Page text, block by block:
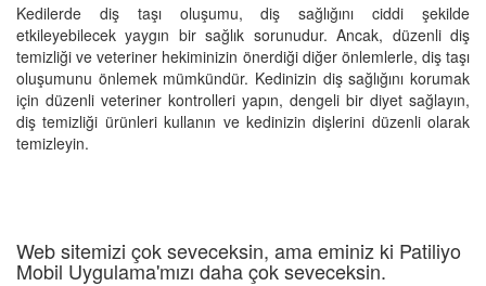
Kedilerde diş taşı oluşumu, diş sağlığını ciddi şekilde
etkileyebilecek yaygın bir sağlık sorunudur. Ancak, düzenli diş
temizliği ve veteriner hekiminizin önerdiği diğer önlemlerle, diş taşı
oluşumunu önlemek mümkündür. Kedinizin diş sağlığını korumak
için düzenli veteriner kontrolleri yapın, dengeli bir diyet sağlayın,
diş temizliği ürünleri kullanın ve kedinizin dişlerini düzenli olarak
temizleyin.
Web sitemizi çok seveceksin, ama eminiz ki Patiliyo
Mobil Uygulama'mızı daha çok seveceksin.